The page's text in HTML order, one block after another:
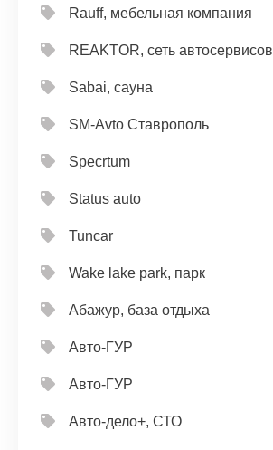
Rauff, мебельная компания
REAKTOR, сеть автосервисов
Sabai, сауна
SM-Avto Ставрополь
Specrtum
Status auto
Tuncar
Wake lake park, парк
Абажур, база отдыха
Авто-ГУР
Авто-ГУР
Авто-дело+, СТО